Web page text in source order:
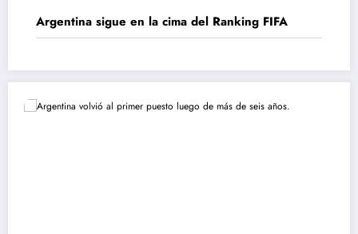
Argentina sigue en la cima del Ranking FIFA